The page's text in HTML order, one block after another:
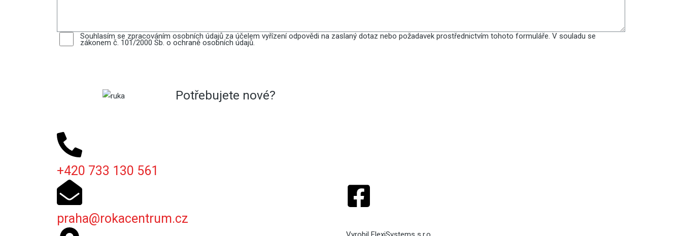
Souhlasím se zpracováním osobních údajů za účelem vyřízení odpovědi na zaslaný dotaz nebo požadavek prostřednictvím tohoto formuláře. V souladu se
zákonem č. 101/2000 Sb. o ochraně osobních údajů.
Potřebujete nové?
+420 733 130 561
praha@rokacentrum.cz